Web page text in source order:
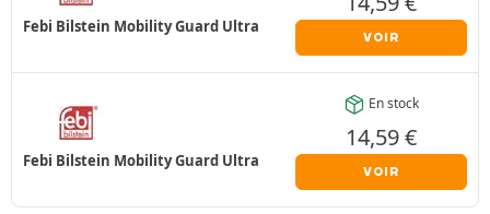
Febi Bilstein Mobility Guard Ultra
VOIR
Febi Bilstein Mobility Guard Ultra
En stock
14,59€
VOIR